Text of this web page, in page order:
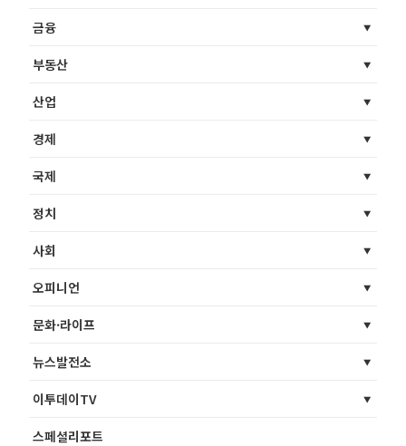
금융
부동산
산업
경제
국제
정치
사회
오피니언
문화·라이프
뉴스발전소
이투데이TV
스페셜리포트